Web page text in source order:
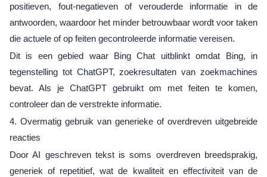
positieven, fout-negatieven of verouderde informatie in de
antwoorden, waardoor het minder betrouwbaar wordt voor taken
die actuele of op feiten gecontroleerde informatie vereisen.
Dit is een gebied waar Bing Chat uitblinkt omdat Bing, in
tegenstelling tot ChatGPT, zoekresultaten van zoekmachines
bevat. Als je ChatGPT gebruikt om met feiten te komen,
controleer dan de verstrekte informatie.
4. Overmatig gebruik van generieke of overdreven uitgebreide
reacties
Door AI geschreven tekst is soms overdreven breedsprakig,
generiek of repetitief, wat de kwaliteit en effectiviteit van de